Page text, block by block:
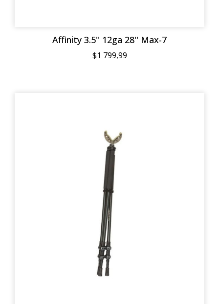
Affinity 3.5'' 12ga 28'' Max-7
$1 799,99